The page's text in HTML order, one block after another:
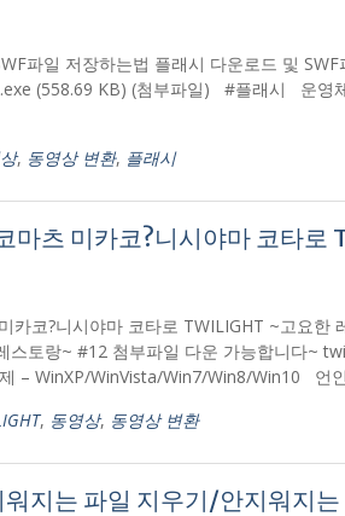
파일 저장하는법 플래시 다운로드 및
(558.69 KB) (첨부파일) #플래시 운
, 동영상 변환, 플래시
마츠 미카코?니시야마 코타로
카코?니시야마 코타로 TWILIGHT ~고요
스토랑~ #12 첨부파일 다운 가능합니다~
– WinXP/WinVista/Win7/Win8/Win10 언
, 동영상, 동영상 변환
지는 파일 지우기/안지워지